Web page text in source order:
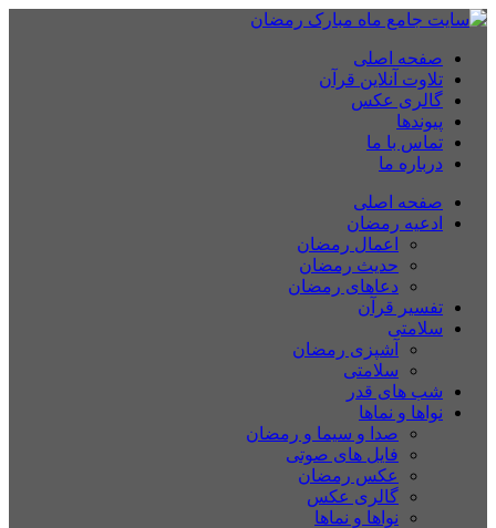
صفحه اصلی
تلاوت آنلاین قرآن
گالری عکس
پیوندها
تماس با ما
درباره ما
صفحه اصلی
ادعیه رمضان
اعمال رمضان
حدیث رمضان
دعاهای رمضان
تفسیر قرآن
سلامتی
آشپزی رمضان
سلامتی
شب های قدر
نواها و نماها
صدا و سیما و رمضان
فایل های صوتی
عکس رمضان
گالری عکس
نواها و نماها